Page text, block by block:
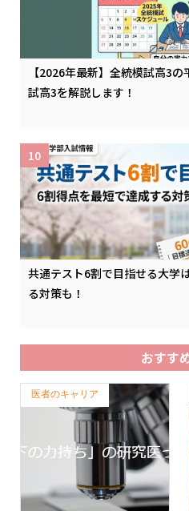
【2026年最新】全統模試高3
試高3を解説します！
共通テスト6割で目指せる大学
る対策も！
10
おすす
医者のキャリア